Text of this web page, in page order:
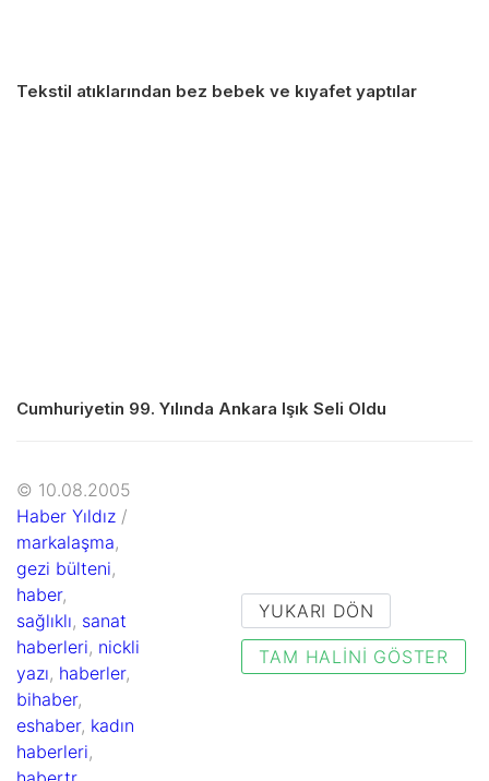
Tekstil atıklarından bez bebek ve kıyafet yaptılar
Cumhuriyetin 99. Yılında Ankara Işık Seli Oldu
© 10.08.2005
Haber Yıldız /
markalaşma,
gezi bülteni,
haber,
sağlıklı, sanat
haberleri, nickli
yazı, haberler,
bihaber,
eshaber, kadın
haberleri,
YUKARI DÖN
TAM HALINI GÖSTER